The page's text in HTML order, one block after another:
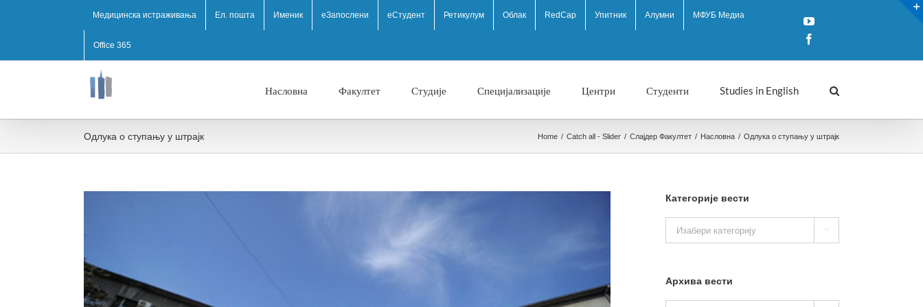
Медицинска истраживања Ел. пошта Именик eЗапослени еСтудент Ретикулум Облак RedCap Упитник Алумни МФУБ Медиа
Office 365
YouTube
Насловна Факултет Студије Специјализације Центри Студенти Studies in English
Одлука о ступању у штрајк Home / Catch all - Slider / Слајдер Факултет / Насловна / Одлука о ступању у штрајк
Категорије вести
вести

Архива вести